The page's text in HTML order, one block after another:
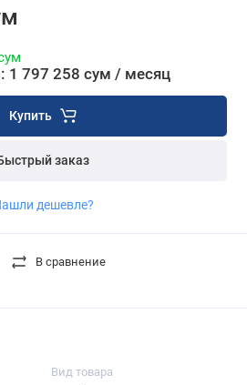
1 797 258 сум / месяц
Купить
заказ
дешевле?
В сравнение
Вид товара